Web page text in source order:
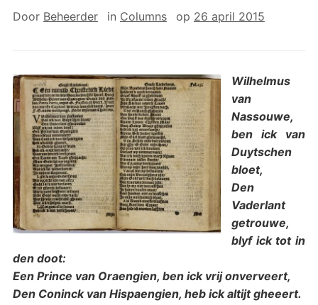
Door Beheerder in Columns op 26 april 2015
Wilhelmus
van
Nassouwe,
ben ick van
Duytschen
bloet,
Den
Vaderlant
getrouwe,
blyf ick tot in
den doot:
Een Prince van Oraengien, ben ick vrij onverveert,
Den Coninck van Hispaengien, heb ick altijt gheeert.